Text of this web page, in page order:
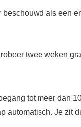
beschouwd als een
twee weken
tot meer dan
automatisch. Je zit